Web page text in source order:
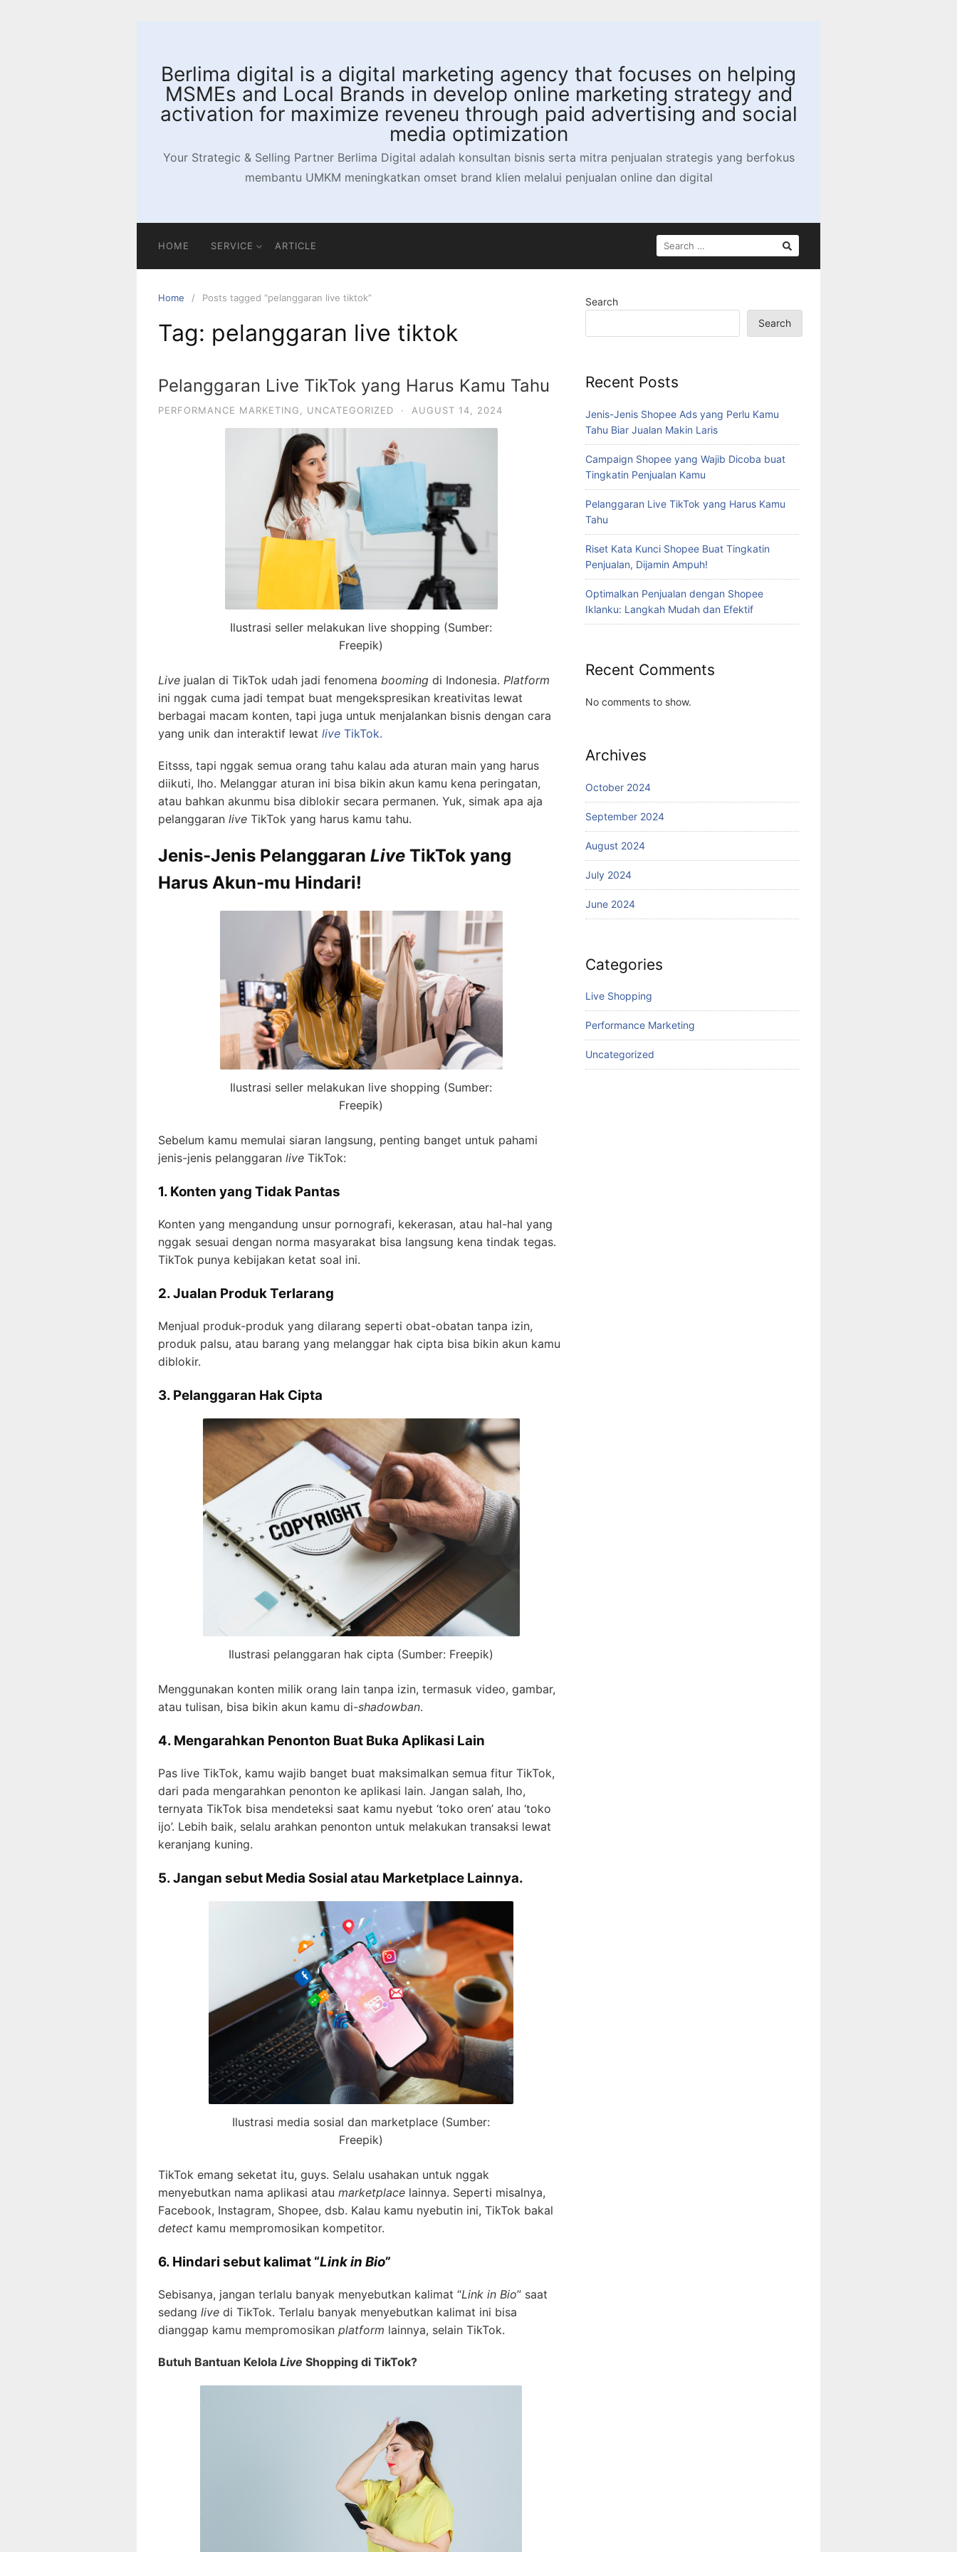
Berlima digital is a digital marketing agency that focuses on helping
MSMEs and Local Brands in develop online marketing strategy and
activation for maximize reveneu through paid advertising and social
media optimization
Your Strategic & Selling Partner Berlima Digital adalah konsultan bisnis serta mitra penjualan strategis yang berfokus
membantu UMKM meningkatkan omset brand klien melalui penjualan online dan digital
HOME SERVICE ARTICLE
SEARCH
FOR:
Home Posts tagged “pelanggaran live tiktok”
Tag: pelanggaran live tiktok
Pelanggaran Live TikTok yang Harus Kamu Tahu
PERFORMANCE MARKETING UNCATEGORIZED · AUGUST 14, 2024
Ilustrasi seller melakukan live shopping (Sumber:
Freepik)
Live jualan di TikTok udah jadi fenomena booming di Indonesia. Platform
ini nggak cuma jadi tempat buat mengekspresikan kreativitas lewat
berbagai macam konten, tapi juga untuk menjalankan bisnis dengan cara
yang unik dan interaktif lewat live TikTok.
Eitsss, tapi nggak semua orang tahu kalau ada aturan main yang harus
diikuti, lho. Melanggar aturan ini bisa bikin akun kamu kena peringatan,
atau bahkan akunmu bisa diblokir secara permanen. Yuk, simak apa aja
pelanggaran live TikTok yang harus kamu tahu.
Jenis-Jenis Pelanggaran Live TikTok yang
Harus Akun-mu Hindari!
Ilustrasi seller melakukan live shopping (Sumber:
Freepik)
Sebelum kamu memulai siaran langsung, penting banget untuk pahami
jenis-jenis pelanggaran live TikTok:
1. Konten yang Tidak Pantas
Konten yang mengandung unsur pornografi, kekerasan, atau hal-hal yang
nggak sesuai dengan norma masyarakat bisa langsung kena tindak tegas.
TikTok punya kebijakan ketat soal ini.
2.Jualan Produk Terlarang
Menjual produk-produk yang dilarang seperti obat-obatan tanpa izin,
produk palsu, atau barang yang melanggar hak cipta bisa bikin akun kamu
diblokir.
3. Pelanggaran Hak Cipta
Ilustrasi pelanggaran hak cipta (Sumber: Freepik)
Menggunakan konten milik orang lain tanpa izin, termasuk video, gambar,
atau tulisan, bisa bikin akun kamu di-shadowban.
4. Mengarahkan Penonton Buat Buka Aplikasi Lain
Pas live TikTok, kamu wajib banget buat maksimalkan semua fitur TikTok,
dari pada mengarahkan penonton ke aplikasi lain. Jangan salah, lho,
ternyata TikTok bisa mendeteksi saat kamu nyebut ‘toko oren’ atau ‘toko
ijo’. Lebih baik, selalu arahkan penonton untuk melakukan transaksi lewat
keranjang kuning.
5. Jangan sebut Media Sosial atau Marketplace Lainnya.
Ilustrasi media sosial dan marketplace (Sumber:
Freepik)
TikTok emang seketat itu, guys. Selalu usahakan untuk nggak
menyebutkan nama aplikasi atau marketplace lainnya. Seperti misalnya,
Facebook, Instagram, Shopee, dsb. Kalau kamu nyebutin ini, TikTok bakal
detect kamu mempromosikan kompetitor.
6. Hindari sebut kalimat “Link in Bio”
Sebisanya, jangan terlalu banyak menyebutkan kalimat “Link in Bio” saat
sedang live di TikTok. Terlalu banyak menyebutkan kalimat ini bisa
dianggap kamu mempromosikan platform lainnya, selain TikTok.
Butuh Bantuan Kelola Live Shopping di TikTok?
Search
Search
Recent Posts
Jenis-Jenis Shopee Ads yang Perlu Kamu
Tahu Biar Jualan Makin Laris
Campaign Shopee yang Wajib Dicoba buat
Tingkatin Penjualan Kamu
Pelanggaran Live TikTok yang Harus Kamu
Tahu
Riset Kata Kunci Shopee Buat Tingkatin
Penjualan, Dijamin Ampuh!
Optimalkan Penjualan dengan Shopee
Iklanku: Langkah Mudah dan Efektif
Recent Comments
No comments to show.
Archives
October 2024
September 2024
August 2024
July 2024
June 2024
Categories
Live Shopping
Performance Marketing
Uncategorized